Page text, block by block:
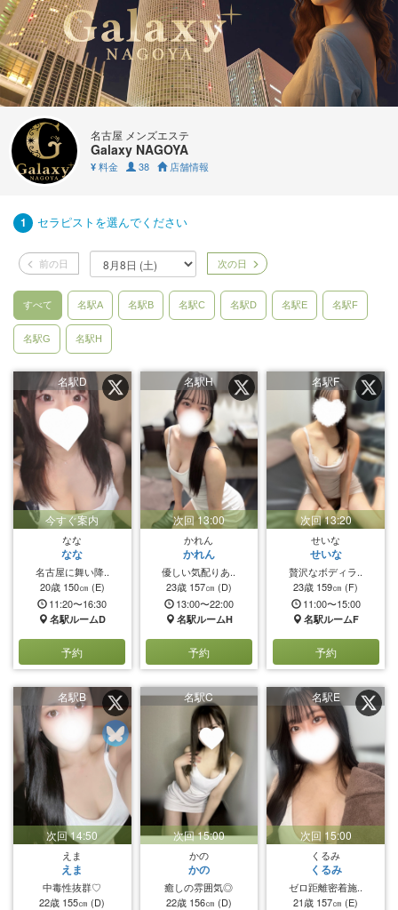
名古屋 メンズエステ
Galaxy NAGOYA
¥ 料金 38 店舗情報
1 セラピストを選んでください
前の日 次の日
すべて 名駅A 名駅B 名駅C 名駅D 名駅E 名駅F
名駅G 名駅H
今すぐ案内
名駅D
なな
なな
名古屋に舞い降..
20歳 150㎝ (E)
11:20〜16:30
名駅ルームD
予約
次回 13:00
名駅H
かれん
かれん
優しい気配りあ..
23歳 157㎝ (D)
13:00〜22:00
名駅ルームH
予約
次回 13:20
名駅F
せいな
せいな
贅沢なボディラ..
23歳 159㎝ (F)
11:00〜15:00
名駅ルームF
予約
次回 14:50
名駅B
えま
えま
中毒性抜群♡
22歳 155㎝ (D)
次回 15:00
名駅C
かの
かの
癒しの雰囲気◎
22歳 156㎝ (D)
次回 15:00
名駅E
くるみ
くるみ
ゼロ距離密着施..
21歳 157㎝ (E)